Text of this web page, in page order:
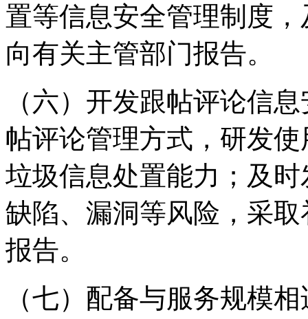
置等信息安全管理制度
向有关主管部门报告。
（六）开发跟帖评论信
帖评论管理方式，研发
垃圾信息处置能力；及
缺陷、漏洞等风险，采
报告。
（七）配备与服务规模